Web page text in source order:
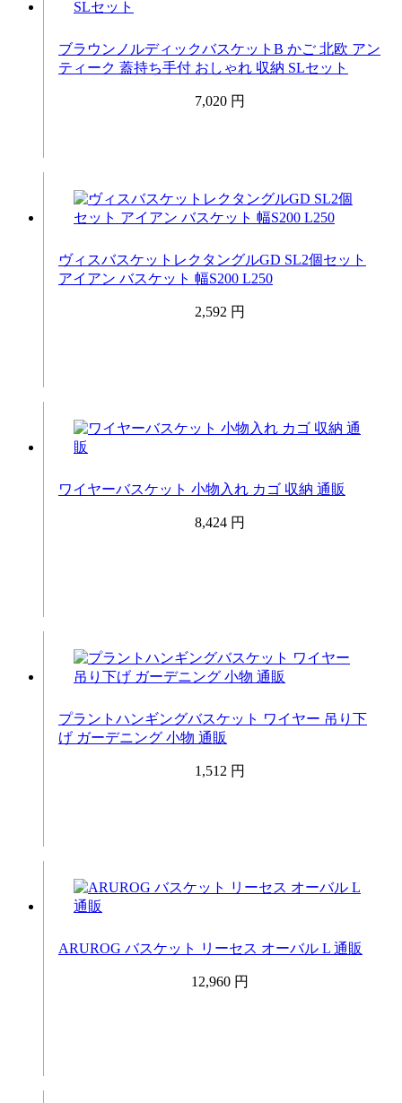
ブラウンノルディックバスケットB かご 北欧 アン
ティーク 蓋持ち手付 おしゃれ 収納 SLセット
7,020 円
ヴィスバスケットレクタングルGD SL2個セット
アイアン バスケット 幅S200 L250
2,592 円
ワイヤーバスケット 小物入れ カゴ 収納 通販
8,424 円
プラントハンギングバスケット ワイヤー 吊り下
げ ガーデニング 小物 通販
1,512 円
ARUROG バスケット リーセス オーバル L 通販
12,960 円